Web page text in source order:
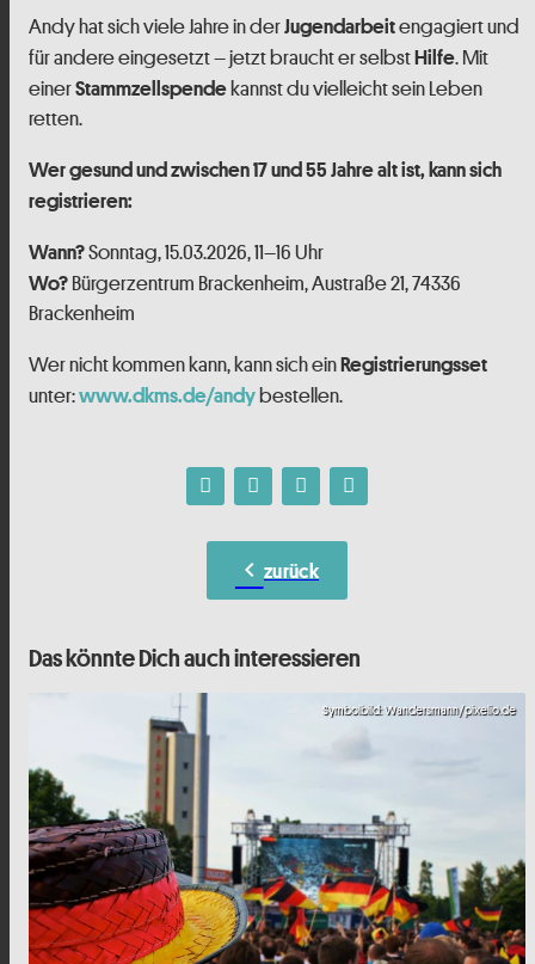
Andy hat sich viele Jahre in derJugendarbeitengagiert und
für andere eingesetzt – jetzt braucht er selbstHilfe. Mit
einerStammzellspendekannst du vielleicht sein Leben
retten.
Wer gesund und zwischen 17 und 55 Jahre alt ist, kann sich
registrieren:
Wann?Sonntag, 15.03.2026, 11–16 Uhr
Wo? Bürgerzentrum Brackenheim, Austraße 21, 74336
Brackenheim
Wer nicht kommen kann, kann sich einRegistrierungsset
unter:www.dkms.de/andybestellen.
chevron_left zurück
Das könnte Dich auch interessieren
Symbolbild: Wandersmann/pixelio.de